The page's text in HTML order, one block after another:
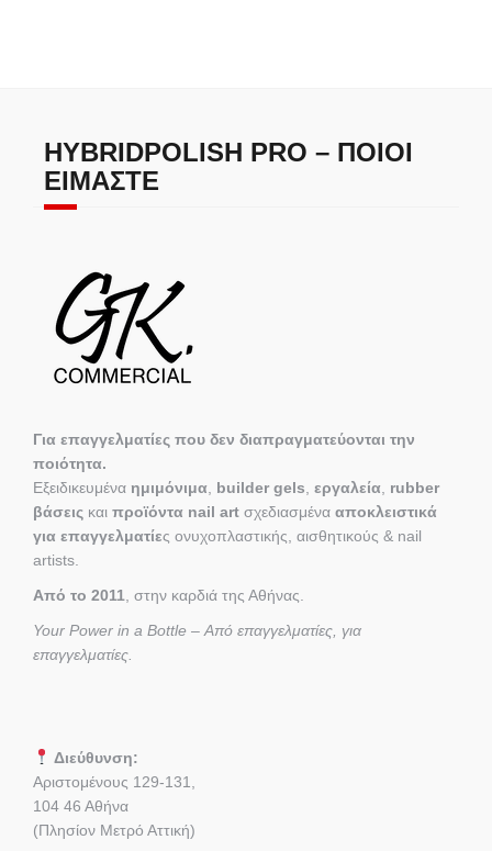
HYBRIDPOLISH PRO – ΠΟΙΟΙ
ΕΊΜΑΣΤΕ
Για επαγγελματίες που δεν διαπραγματεύονται την
ποιότητα.
Εξειδικευμένα ημιμόνιμα builder gels εργαλεία rubber
βάσεις και προϊόντα nail art σχεδιασμένα αποκλειστικά
για επαγγελματίες ονυχοπλαστικής, αισθητικούς & nail
artists.
Από το 2011 , στην καρδιά της Αθήνας.
Your Power in a Bottle – Από επαγγελματίες, για
επαγγελματίες.
Διεύθυνση:
Αριστομένους 129-131,
104 46 Αθήνα
(Πλησίον Μετρό Αττική)